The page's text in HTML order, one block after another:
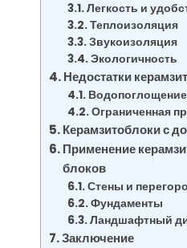
Легкость и
Теплоизоляция
Звукоизоляция
Экологичность
Недостатки
Водопоглощение
Ограниченная
Керамзитоблоки с
Применение
блоков
Стены и
Фундаменты
Ландшафтный
Заключение